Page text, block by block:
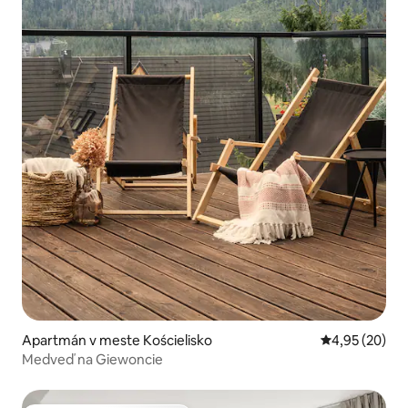
Apartmán v meste Kościelisko Priemerné
4,95 (20)
Medveď na Giewoncie